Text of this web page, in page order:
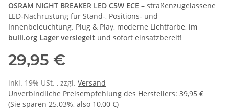
OSRAM NIGHT BREAKER LED C5W ECE – straßenzugelassene
LED‑Nachrüstung für Stand‑, Positions‑ und
Innenbeleuchtung. Plug & Play, moderne Lichtfarbe, im
bulli.org Lager versiegelt und sofort einsatzbereit!
29,95 €
inkl. 19% USt. , zzgl. Versand
Unverbindliche Preisempfehlung des Herstellers: 39,95 €
(Sie sparen 25.03%, also 10,00 €)